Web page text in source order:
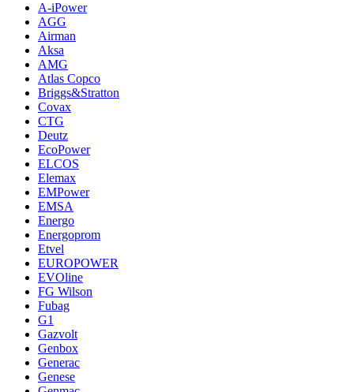
A-iPower
AGG
Airman
Aksa
AMG
Atlas Copco
Briggs&Stratton
Covax
CTG
Deutz
EcoPower
ELCOS
Elemax
EMPower
EMSA
Energo
Energoprom
Etvel
EUROPOWER
EVOline
FG Wilson
Fubag
G1
Gazvolt
Genbox
Generac
Genese